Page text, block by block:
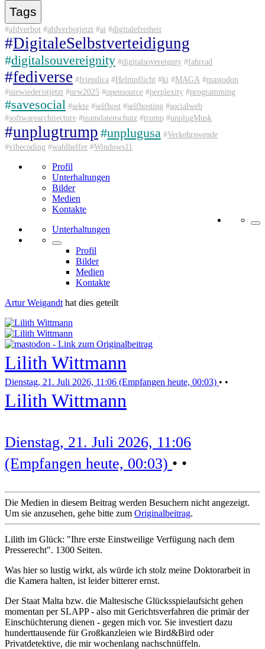
Tags
#afdverbot #afdverbotjetzt #ai #digitalefreiheit
#DigitaleSelbstverteidigung
#digitalsouvereignity #digitalsovereignty #fahrrad
#fediverse #friendica #Helmpflicht #ki #MAGA #mastodon
#niewiederistjetzt #nrw2025 #opensource #perplexity #programming
#savesocial #sekte #selfhost #selfhosting #socialweb
#softwarearchitecture #teamdatenschutz #trump #unplugMusk
#unplugtrump #unplugusa #Verkehrswende
#vibecoding #wahlhelfer #Windows11
Profil
Unterhaltungen
Bilder
Medien
Kontakte
Unterhaltungen
Profil
Bilder
Medien
Kontakte
Artur Weigandt hat dies geteilt
Lilith Wittmann
Dienstag, 21. Juli 2026, 11:06 (Empfangen heute, 00:03) • •
Lilith Wittmann
Dienstag, 21. Juli 2026, 11:06
(Empfangen heute, 00:03) • •
Die Medien in diesem Beitrag werden Besuchern nicht angezeigt.
Um sie anzusehen, gehe bitte zum Originalbeitrag.
Lilith im Glück: "Ihre erste Einstweilige Verfügung nach dem
Presserecht". 1300 Seiten.
Was hier so lustig wirkt, als würde ich stolz meine Doktorarbeit in
die Kamera halten, ist leider bitterer ernst.
Der Staat Malta bzw. die Maltesische Glücksspielaufsicht gehen
momentan per SLAPP - also mit Gerichtsverfahren die primär der
Einschüchterung dienen - gegen mich vor. Sie investiert dazu
hunderttausende für Großkanzleien wie Bird&Bird oder
Privatdetektive, die mir wochenlang nachschnüffeln.